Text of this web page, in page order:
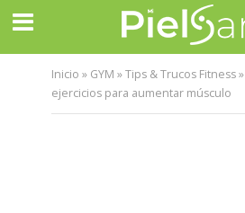
Inicio » GYM »Tips & Trucos Fitness»
ejercicios para aumentar músculo